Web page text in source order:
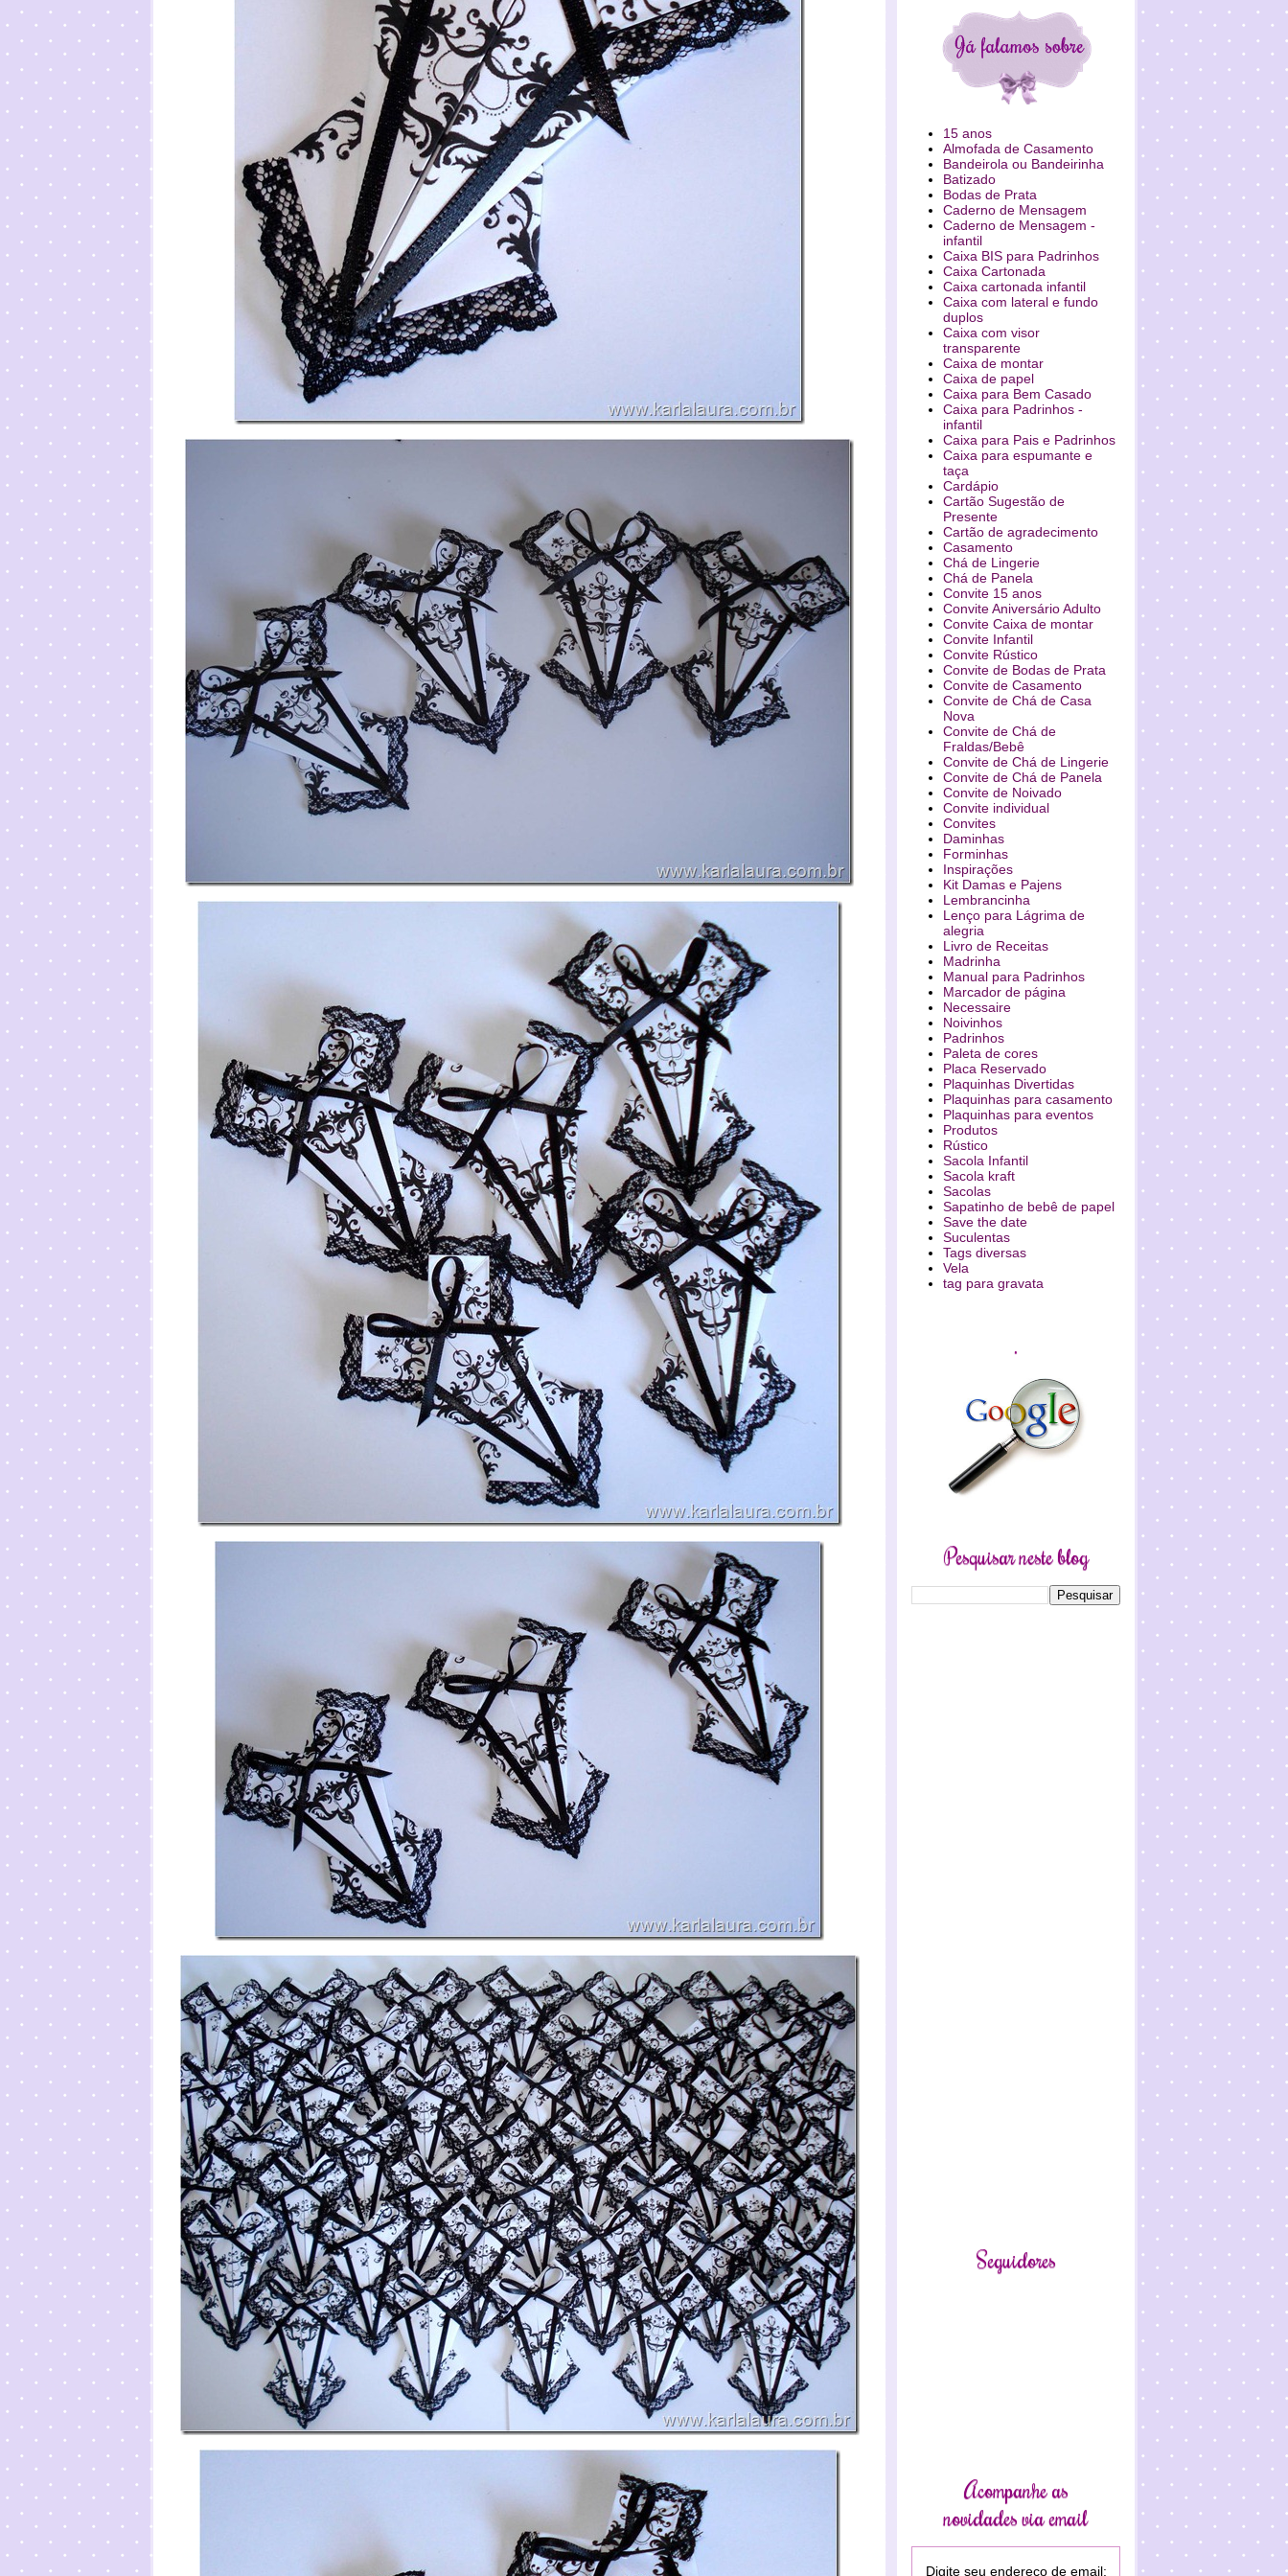
15 anos
Almofada de Casamento
Bandeirola ou Bandeirinha
Batizado
Bodas de Prata
Caderno de Mensagem
Caderno de Mensagem -
infantil
Caixa BIS para Padrinhos
Caixa Cartonada
Caixa cartonada infantil
Caixa com lateral e fundo
duplos
Caixa com visor
transparente
Caixa de montar
Caixa de papel
Caixa para Bem Casado
Caixa para Padrinhos -
infantil
Caixa para Pais e Padrinhos
Caixa para espumante e
taça
Cardápio
Cartão Sugestão de
Presente
Cartão de agradecimento
Casamento
Chá de Lingerie
Chá de Panela
Convite 15 anos
Convite Aniversário Adulto
Convite Caixa de montar
Convite Infantil
Convite Rústico
Convite de Bodas de Prata
Convite de Casamento
Convite de Chá de Casa
Nova
Convite de Chá de
Fraldas/Bebê
Convite de Chá de Lingerie
Convite de Chá de Panela
Convite de Noivado
Convite individual
Convites
Daminhas
Forminhas
Inspirações
Kit Damas e Pajens
Lembrancinha
Lenço para Lágrima de
alegria
Livro de Receitas
Madrinha
Manual para Padrinhos
Marcador de página
Necessaire
Noivinhos
Padrinhos
Paleta de cores
Placa Reservado
Plaquinhas Divertidas
Plaquinhas para casamento
Plaquinhas para eventos
Produtos
Rústico
Sacola Infantil
Sacola kraft
Sacolas
Sapatinho de bebê de papel
Save the date
Suculentas
Tags diversas
Vela
tag para gravata
.
Pesquisar neste blog
Seguidores
Acompanhe as
novidades via email
Digite seu endereço de email: